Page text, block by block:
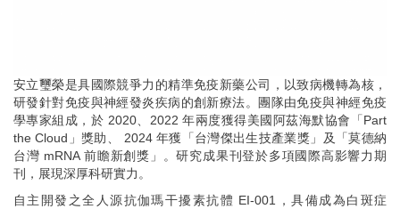
安立璽榮是具國際競爭力的精準免疫新藥公司，以致病機轉為核，
研發針對免疫與神經發炎疾病的創新療法。團隊由免疫與神經免疫
學專家組成，於 2020、2022 年兩度獲得美國阿茲海默協會「Part
the Cloud」獎助、 2024 年獲「台灣傑出生技產業獎」及「莫德納
台灣 mRNA 前瞻新創獎」。研究成果刊登於多項國際高影響力期
刊，展現深厚科研實力。
自主開發之全人源抗伽瑪干擾素抗體 EI-001，具備成為白斑症